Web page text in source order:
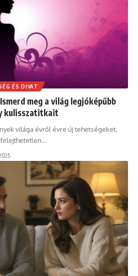
ÉS DIVAT
meg a világ legjóképűbb
kulisszatitkait
világa évről évre új tehetségeket,
…